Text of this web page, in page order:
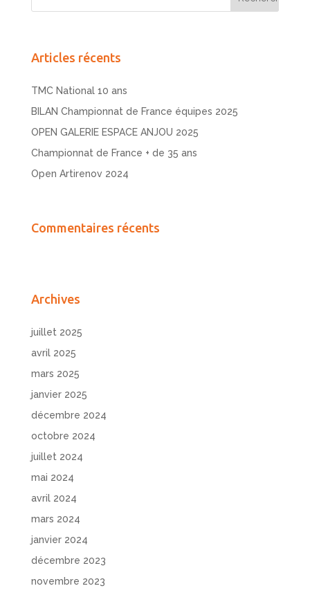
Articles récents
TMC National 10 ans
BILAN Championnat de France équipes 2025
OPEN GALERIE ESPACE ANJOU 2025
Championnat de France + de 35 ans
Open Artirenov 2024
Commentaires récents
Archives
juillet 2025
avril 2025
mars 2025
janvier 2025
décembre 2024
octobre 2024
juillet 2024
mai 2024
avril 2024
mars 2024
janvier 2024
décembre 2023
novembre 2023